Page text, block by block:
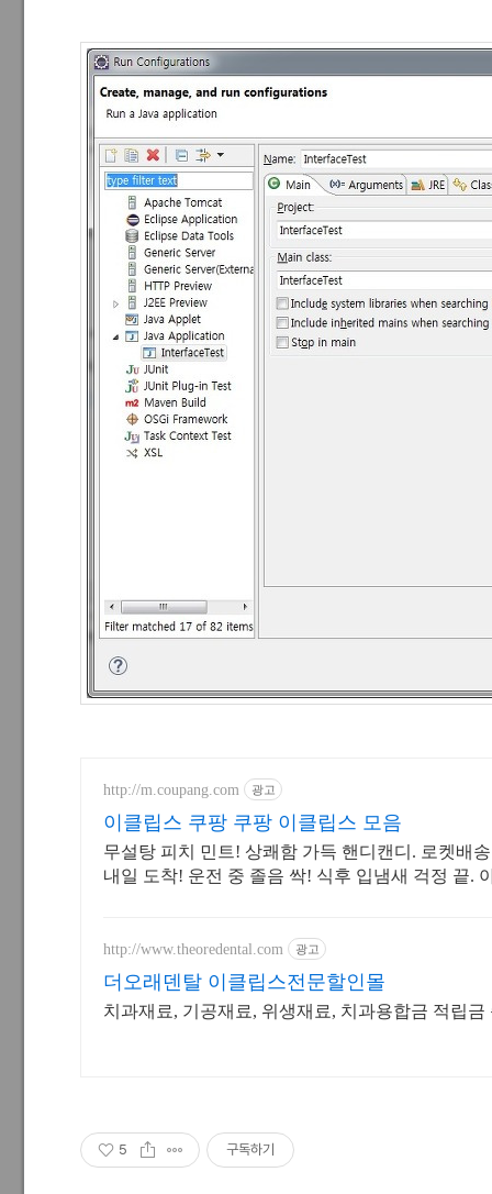
http://m.coupang.com 광고
이클립스 쿠팡 쿠팡 이클립스 모음
무설탕 피치 민트! 상쾌함 가득 핸디캔디. 로켓배
내일 도착! 운전 중 졸음 싹! 식후 입냄새 걱정 끝.
http://www.theoredental.com 광고
더오래덴탈 이클립스전문할인몰
치과재료, 기공재료, 위생재료, 치과용합금 적립
5 구독하기